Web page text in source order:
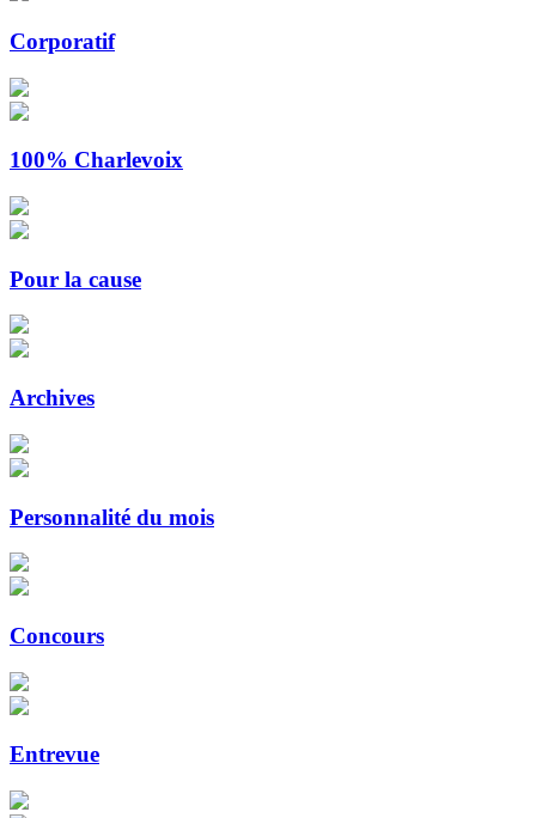
Corporatif
100% Charlevoix
Pour la cause
Archives
Personnalité du mois
Concours
Entrevue